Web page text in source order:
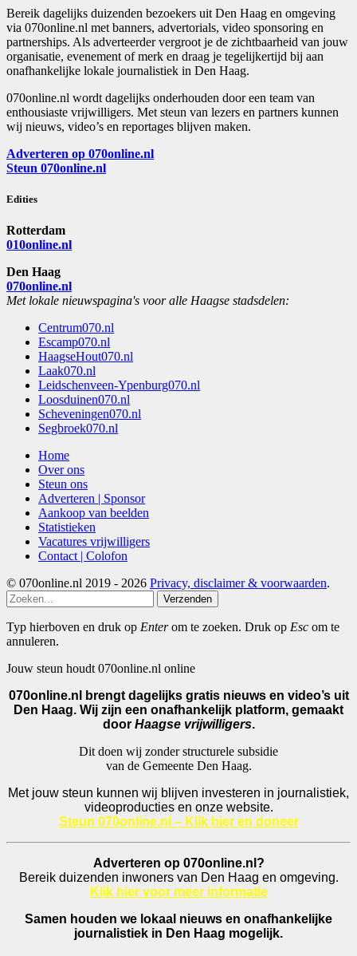
Bereik dagelijks duizenden bezoekers uit Den Haag en omgeving
via 070online.nl met banners, advertorials, video sponsoring en
partnerships. Als adverteerder vergroot je de zichtbaarheid van jouw
organisatie, evenement of merk en draag je tegelijkertijd bij aan
onafhankelijke lokale journalistiek in Den Haag.
070online.nl wordt dagelijks onderhouden door een team van
enthousiaste vrijwilligers. Met steun van lezers en partners kunnen
wij nieuws, video’s en reportages blijven maken.
Adverteren op 070online.nl
Steun 070online.nl
Edities
Rotterdam
010online.nl
Den Haag
070online.nl
Met lokale nieuwspagina's voor alle Haagse stadsdelen:
Centrum070.nl
Escamp070.nl
HaagseHout070.nl
Laak070.nl
Leidschenveen-Ypenburg070.nl
Loosduinen070.nl
Scheveningen070.nl
Segbroek070.nl
Home
Over ons
Steun ons
Adverteren | Sponsor
Aankoop van beelden
Statistieken
Vacatures vrijwilligers
Contact | Colofon
© 070online.nl 2019 - 2026 Privacy, disclaimer & voorwaarden.
Verzenden
Typ hierboven en druk op Enterom te zoeken. Druk op Esc om te
annuleren.
Jouw steun houdt 070online.nl online
070online.nl brengt dagelijks gratis nieuws en video’s uit
Den Haag. Wij zijn een onafhankelijk platform, gemaakt
door Haagse vrijwilligers.
Dit doen wij zonder structurele subsidie
van de Gemeente Den Haag.
Met jouw steun kunnen wij blijven investeren in journalistiek,
videoproducties en onze website.
Steun 070online.nl – Klik hier en doneer
Adverteren op 070online.nl?
Bereik duizenden inwoners van Den Haag en omgeving.
Klik hier voor meer informatie
Samen houden we lokaal nieuws en onafhankelijke
journalistiek in Den Haag mogelijk.